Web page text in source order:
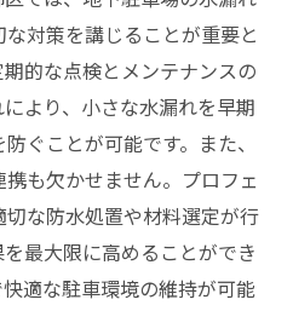
対策を講じることが重要と
的な点検とメンテナンスの
より、小さな水漏れを早期
ぐことが可能です。また、
も欠かせません。プロフェ
な防水処置や材料選定が行
最大限に高めることができ
適な駐車環境の維持が可能